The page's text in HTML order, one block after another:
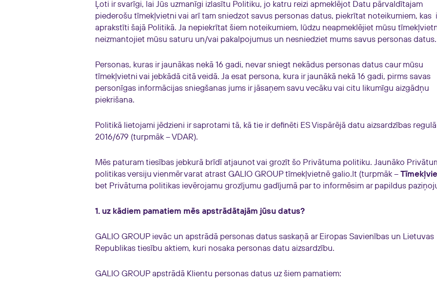
Ļoti ir svarīgi, lai Jūs uzmanīgi izlasītu Politiku, jo katru reizi apmeklējot Datu pārvaldītajam
piederošu tīmekļvietni vai arī tam sniedzot savus personas datus, piekrītat noteikumiem, kas
aprakstīti šajā Politikā. Ja nepiekrītat šiem noteikumiem, lūdzu neapmeklējiet mūsu
neizmantojiet mūsu saturu un/vai pakalpojumus un nesniedziet mums savus personas datus.
Personas, kuras ir jaunākas nekā 16 gadi, nevar sniegt nekādus personas datus caur mūsu
tīmekļvietni vai jebkādā citā veidā. Ja esat persona, kura ir jaunākā nekā 16 gadi, pirms savas
personīgas informācijas sniegšanas jums ir jāsaņem savu vecāku vai citu likumīgu aizgādņu
piekrišana.
Politikā lietojami jēdzieni ir saprotami tā, kā tie ir definēti ES Vispārējā datu aizsardzības
2016/679 (turpmāk – VDAR).
Mēs paturam tiesības jebkurā brīdī atjaunot vai grozīt šo Privātuma politiku. Jaunāko
politikas versiju vienmēr varat atrast GALIO GROUP tīmekļvietnē galio.lt (turpmāk –
bet Privātuma politikas ievērojamu grozījumu gadījumā par to informēsim ar papildus
1. uz kādiem pamatiem mēs apstrādātajām jūsu datus?
GALIO GROUP ievāc un apstrādā personas datus saskaņā ar Eiropas Savienības un Lietuvas
Republikas tiesību aktiem, kuri nosaka personas datu aizsardzību.
GALIO GROUP apstrādā Klientu personas datus uz šiem pamatiem: